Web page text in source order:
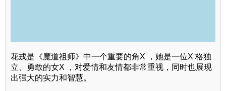
花戎是《魔道祖师》中一个重要的角X ，她是一位X 格独
立、勇敢的女X ，对爱情和友情都非常重视，同时也展现
出强大的实力和智慧。